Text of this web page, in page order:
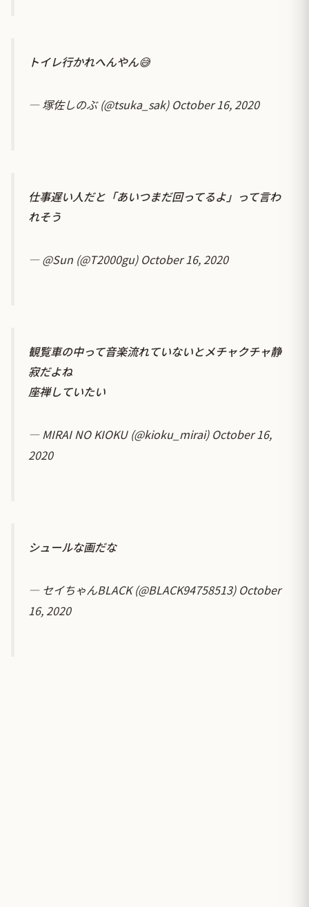
トイレ行かれへんやん😅
— 塚佐しのぶ (@tsuka_sak) October 16, 2020
仕事遅い人だと「あいつまだ回ってるよ」って言わ
れそう
— @Sun (@T2000gu) October 16, 2020
観覧車の中って音楽流れていないとメチャクチャ静
寂だよね
座禅していたい
— MIRAI NO KIOKU (@kioku_mirai) October 16,
2020
シュールな画だな
— セイちゃんBLACK (@BLACK94758513) October
16, 2020